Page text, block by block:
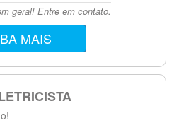
geral! Entre em contato.
MAIS